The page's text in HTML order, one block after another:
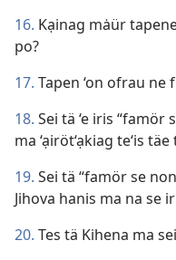
16. Kạinag mȧür
po?
17. Tapen ‘on ofrau ne
18. Sei tä ‘e iris “famör
ma ‘ạiröt‘ạkiag te‘is täe
19. Sei tä “famör se
Jihova hanis ma na se
20. Tes tä Kihena ma